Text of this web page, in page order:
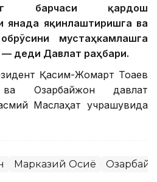
барчаси қардош
янада яқинлаштиришга ва
мустаҳкамлашга
деди Давлат раҳбари.
Қасим-Жомарт Тоқаев
Озарбайжон давлат
Маслаҳат учрашувида
Марказий Осиё